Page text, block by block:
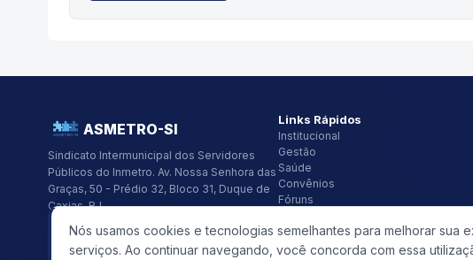
ASMETRO-SI
Sindicato Intermunicipal dos Servidores
Públicos do Inmetro. Av. Nossa Senhora das
Graças, 50 - Prédio 32, Bloco 31, Duque de
Caxias, RJ
(21) 2679-9741
asmetro@asmetro.org.br
Links Rápidos
Institucional
Gestão
Saúde
Convênios
Fóruns
Nós usamos cookies e tecnologias semelhantes para melhorar sua
serviços. Ao continuar navegando, você concorda com essa